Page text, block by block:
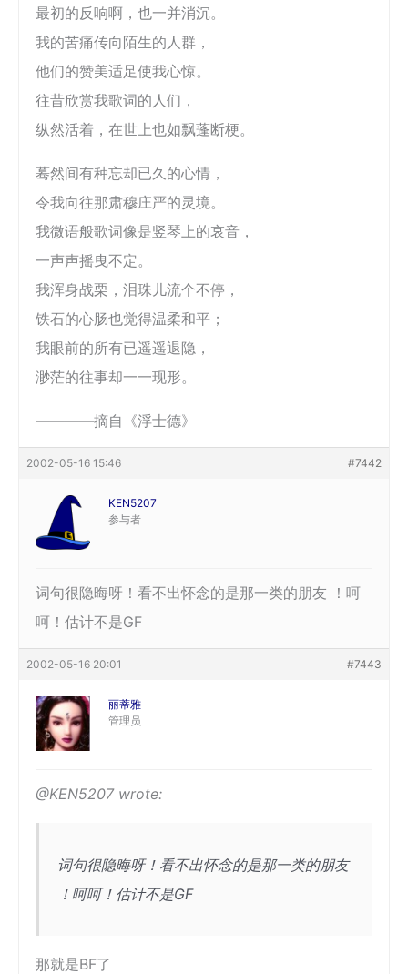
最初的反响啊，也一并消沉。
我的苦痛传向陌生的人群，
他们的赞美适足使我心惊。
往昔欣赏我歌词的人们，
纵然活着，在世上也如飘蓬断梗。
蓦然间有种忘却已久的心情，
令我向往那肃穆庄严的灵境。
我微语般歌词像是竖琴上的哀音，
一声声摇曳不定。
我浑身战栗，泪珠儿流个不停，
铁石的心肠也觉得温柔和平；
我眼前的所有已遥遥退隐，
渺茫的往事却一一现形。
――――摘自《浮士德》
2002-05-16 15:46 #7442
KEN5207
参与者
词句很隐晦呀！看不出怀念的是那一类的朋友 ！呵
呵！估计不是GF
2002-05-16 20:01 #7443
丽蒂雅
管理员
@KEN5207 wrote:
词句很隐晦呀！看不出怀念的是那一类的朋友
！呵呵！估计不是GF
那就是BF了